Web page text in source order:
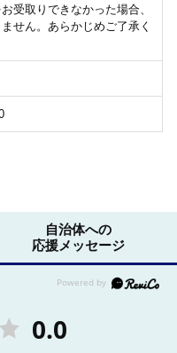
受取りできなかった場合、
せん。あらかじめご了承く
自治体への
応援メッセージ
0.0